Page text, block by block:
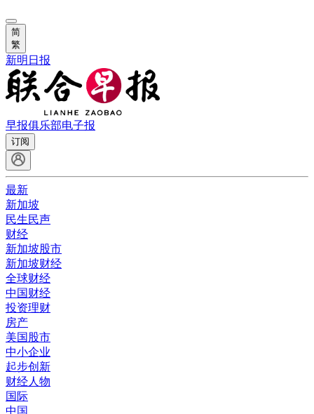
简
繁
新明日报
早报俱乐部电子报
订阅
最新
新加坡
民生民声
财经
新加坡股市
新加坡财经
全球财经
中国财经
投资理财
房产
美国股市
中小企业
起步创新
财经人物
国际
中国